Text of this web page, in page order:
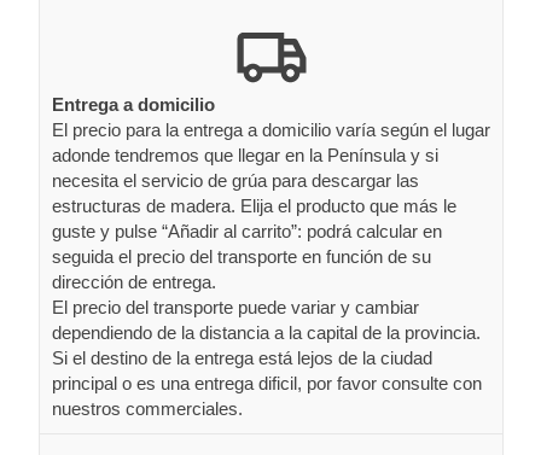
Entrega a domicilio
El precio para la entrega a domicilio varía según el lugar
adonde tendremos que llegar en la Península y si
necesita el servicio de grúa para descargar las
estructuras de madera. Elija el producto que más le
guste y pulse “Añadir al carrito”: podrá calcular en
seguida el precio del transporte en función de su
dirección de entrega.
El precio del transporte puede variar y cambiar
dependiendo de la distancia a la capital de la provincia.
Si el destino de la entrega está lejos de la ciudad
principal o es una entrega dificil, por favor consulte con
nuestros commerciales.